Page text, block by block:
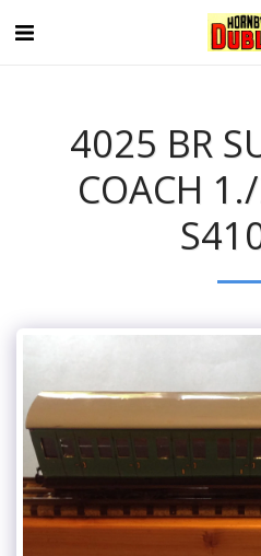
4025 BR
COACH